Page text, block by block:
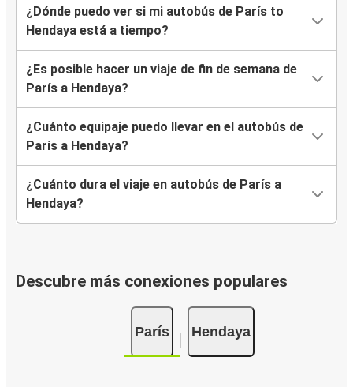
¿Dónde puedo ver si mi autobús de París to
Hendaya está a tiempo?
¿Es posible hacer un viaje de fin de semana de
París a Hendaya?
¿Cuánto equipaje puedo llevar en el autobús de
París a Hendaya?
¿Cuánto dura el viaje en autobús de París a
Hendaya?
Descubre más conexiones populares
París Hendaya